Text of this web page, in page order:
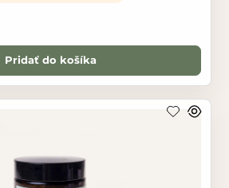
Pridať do košíka